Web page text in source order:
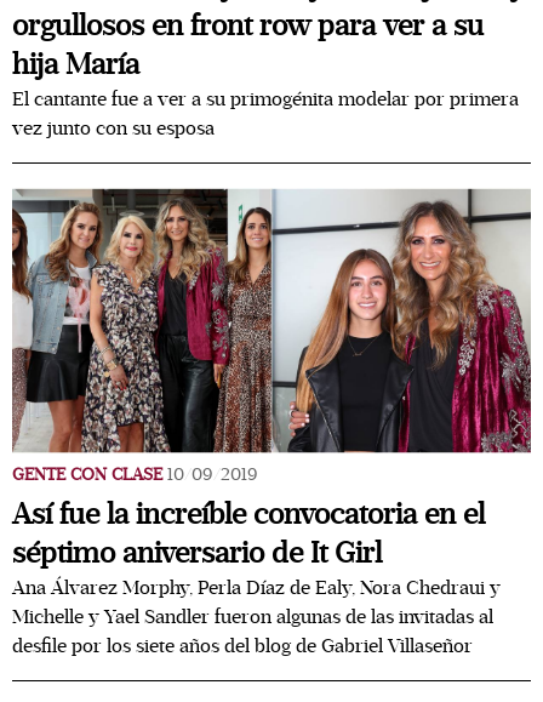
orgullosos en front row para ver a su
hija María
El cantante fue a ver a su primogénita modelar por primera
vez junto con su esposa
GENTE CON CLASE 10/09/2019
Así fue la increíble convocatoria en el
séptimo aniversario de It Girl
Ana Álvarez Morphy, Perla Díaz de Ealy, Nora Chedraui y
Michelle y Yael Sandler fueron algunas de las invitadas al
desfile por los siete años del blog de Gabriel Villaseñor